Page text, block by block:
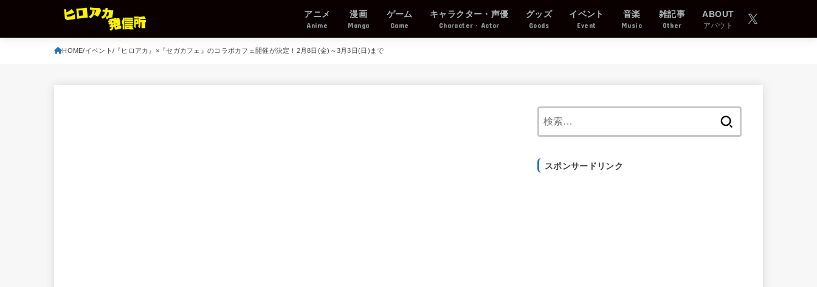
アニメ
Anime
漫画
Manga
ゲーム
Game
キャラクター・声優
Character・Actor
グッズ
Goods
イベント
Event
音楽
Music
雑記事
Other
ABOUT
アバウト
HOME イベント 『ヒロアカ』×『セガカフェ』のコラボカフェ開催が決定！2月8日(金)～3月3日(日)まで
スポンサードリンク